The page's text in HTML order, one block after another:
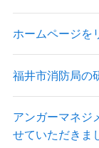
ホームページを
福井市消防局の
アンガーマネジ
せていただきま